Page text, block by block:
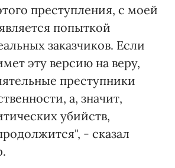
преступления, с моей
попыткой
заказчиков. Если
эту версию на веру,
преступники
а, значит,
убийств,
- сказал